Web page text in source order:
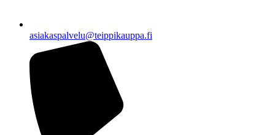
asiakaspalvelu@teippikauppa.fi